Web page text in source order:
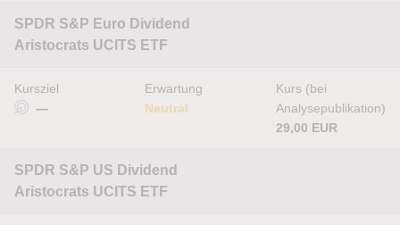
SPDR S&P Euro Dividend
Aristocrats UCITS ETF
Kursziel
—
Erwartung
Neutral
Kurs (bei
Analysepublikation)
29,00 EUR
SPDR S&P US Dividend
Aristocrats UCITS ETF